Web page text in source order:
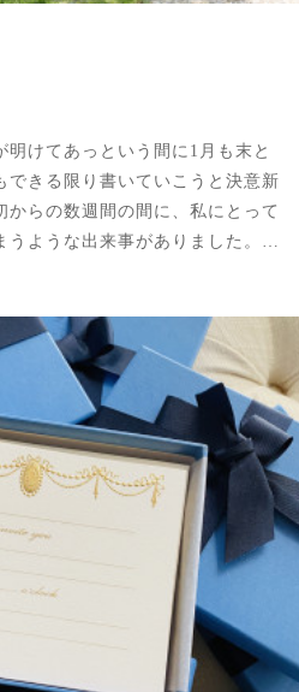
明けてあっという間に1月も末と
できる限り書いていこうと決意新
からの数週間の間に、私にとって
うような出来事がありました。…